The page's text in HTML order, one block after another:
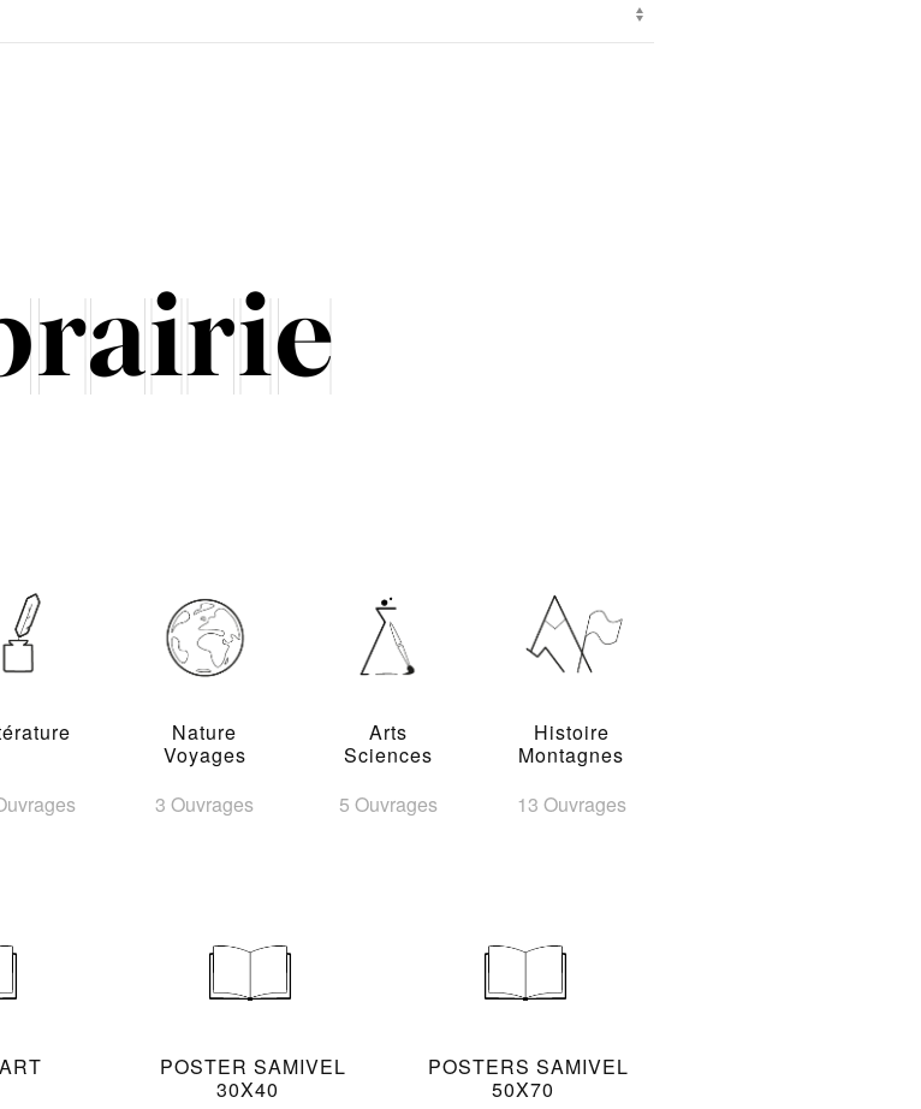
Nature
Voyages
3 Ouvrages
Arts
Sciences
5 Ouvrages
Histoire
Montagnes
13 Ouvrages
POSTER SAMIVEL
30X40
POSTERS SAMIVEL
50X70